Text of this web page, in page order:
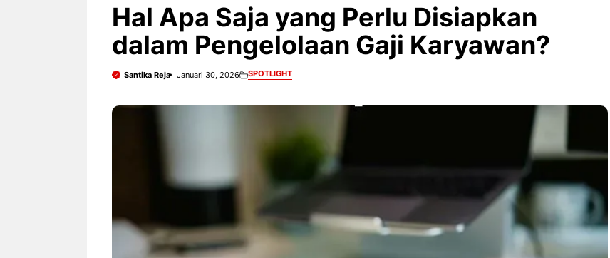
Hal Apa Saja yang Perlu Disiapkan
dalam Pengelolaan Gaji Karyawan?
Santika Reja Januari 30, 2026 SPOTLIGHT
NEWS TNG– Siapa sangka, dua
Prasetyo, kini merambah dunia
NEWS TNG– Bandung –
Menyambut pergantian tahun
2026, restoran all you can eat
Kakkoii All You Can Eat Bandung
menghadirkan ...
NEWS TNG– Pernah gak sih
kamu mulai ngerjain sesuatu cuma
buat iseng-iseng, eh ternyata malah
jadi peluang bisnis yang
menguntungkan? ...